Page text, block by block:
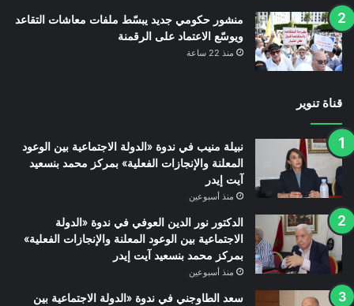
منشور حكومي جديد يبسّط ملفات معاشات التقاعد
ويوسّع الاعتماد على الرقمنة
منذ 22 ساعة
قناة تنوير
نبيلة منيب في ندوة «الدولة الاجتماعية بين الوعود
المعلنة والإنجازات الفعلية» بمركز محمد بنسعيد
آيت إيدر
منذ أسبوعين
الدكتور نور الدين العوفي في ندوة «الدولة
الاجتماعية بين الوعود المعلنة والإنجازات الفعلية»
بمركز محمد بنسعيد آيت إيدر
منذ أسبوعين
سعد الطاوجني في ندوة «الدولة الاجتماعية بين